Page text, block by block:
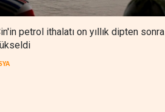
petrol ithalatı on yıllık dipten sonra